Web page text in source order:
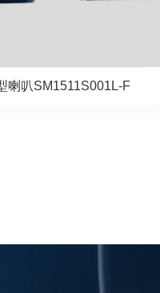
喇叭SM1511S001L-F